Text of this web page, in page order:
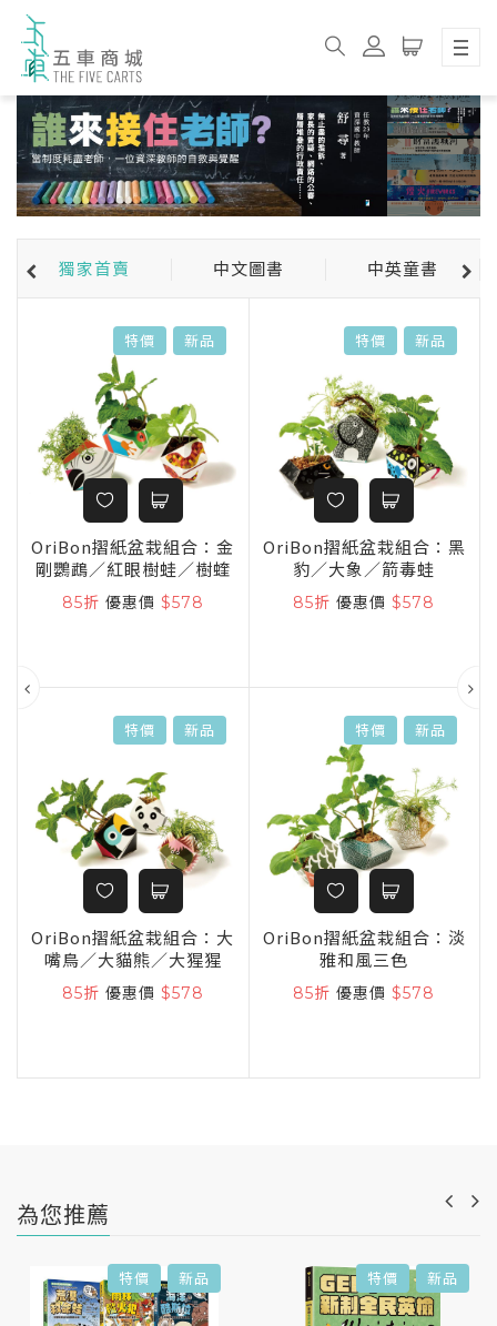
獨家首賣 中文圖書 中英童書
特價 新品
OriBon摺紙盆栽組合：金
剛鸚鵡／紅眼樹蛙／樹蝰
85折 優惠價 $578
特價 新品
OriBon摺紙盆栽組合：大
嘴鳥／大貓熊／大猩猩
85折 優惠價 $578
特價 新品
OriBon摺紙盆栽組合：黑
豹／大象／箭毒蛙
85折優惠價$578
特價 新品
OriBon摺紙盆栽組合：淡
雅和風三色
85折優惠價$578
為您推薦
特價 新品 特價 新品